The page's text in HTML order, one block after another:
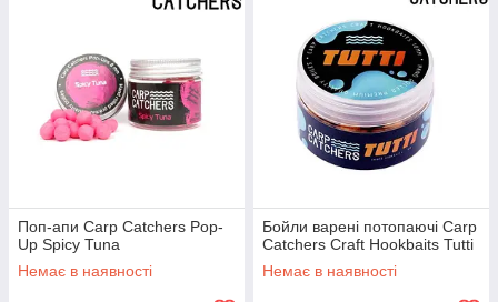
Поп-апи Carp Catchers Pop-
Up Spicy Tuna
Немає в наявності
Бойли варені потопаючі Carp
Catchers Craft Hookbaits Tutti
Немає в наявності